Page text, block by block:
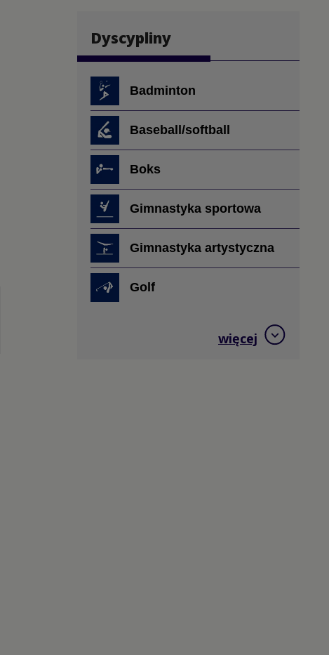
Dyscypliny
Badminton
Baseball/softball
Boks
Gimnastyka sportowa
Gimnastyka artystyczna
Golf
więcej